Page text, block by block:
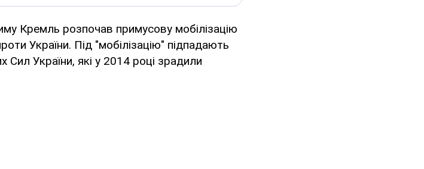
Кремль розпочав примусову мобілізацію
України. Під "мобілізацію" підпадають
Сил України, які у 2014 році зрадили